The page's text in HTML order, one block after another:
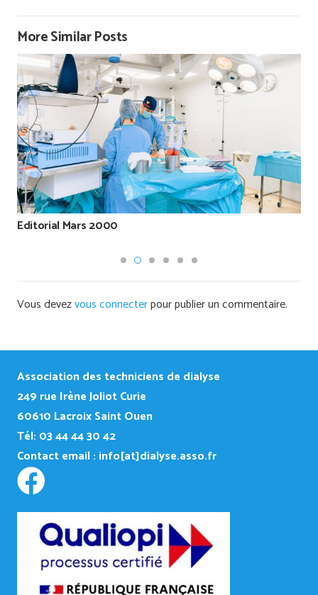
More Similar Posts
Editorial Mars 2000
Vous devezvous connecterpour publier un commentaire.
Association des techniciens de dialyse
249 rue Irène Joliot Curie
60610 Lacroix Saint Ouen
Tél: 03 44 44 30 42
Contact email : info[at]dialyse.asso.fr